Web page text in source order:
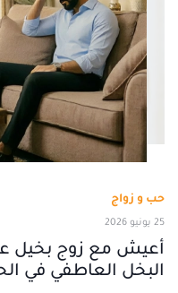
حب و زواج
25 يونيو 2026
أعيش مع زوج بخيل
البخل العاطفي في